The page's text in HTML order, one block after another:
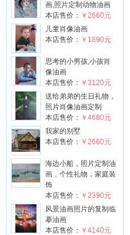
画,照片定制动物油画
本店售价： ￥2660元
儿童肖像油画
本店售价： ￥1890元
思考的小男孩,小孩肖
像油画
本店售价： ￥3120元
送给弟弟的生日礼物，
照片肖像油画定制
本店售价： ￥4680元
我家的别墅
本店售价： ￥2660元
海边小船，照片定制油
画，个性礼物，家庭装
饰
本店售价： ￥2390元
风景油画照片的复制临
摹油画
本店售价： ￥4140元